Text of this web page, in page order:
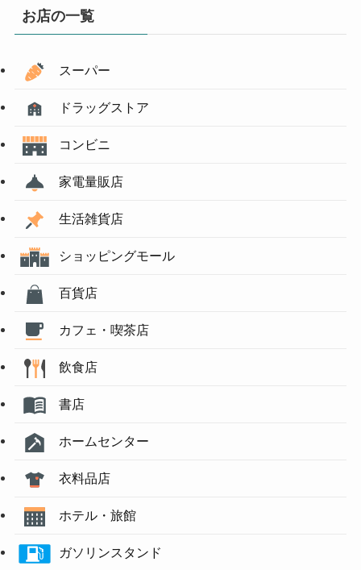
お店の一覧
スーパー
ドラッグストア
コンビニ
家電量販店
生活雑貨店
ショッピングモール
百貨店
カフェ・喫茶店
飲食店
書店
ホームセンター
衣料品店
ホテル・旅館
ガソリンスタンド